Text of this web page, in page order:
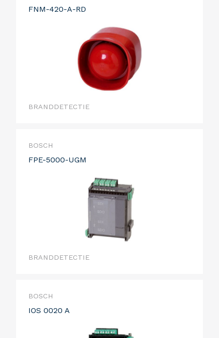
FNM-420-A-RD
BRANDDETECTIE
BOSCH
FPE-5000-UGM
BRANDDETECTIE
BOSCH
IOS 0020 A